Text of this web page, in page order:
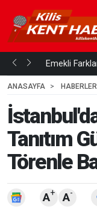
mi... Emekli
ANASAYFA
HABERLER
Tanıtım
Törenle
A+ A-